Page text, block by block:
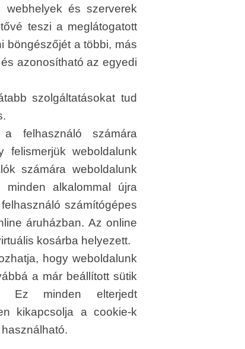
és szerverek
teszi a meglátogatott
böngészőjét a többi, más
azonosítható az egyedi
szolgáltatásokat tud
felhasználó számára
weboldalunk
számára weboldalunk
alkalommal újra
számítógépes
áruházban. Az online
kosárba helyezett.
hogy weboldalunk
a már beállított sütik
Ez minden elterjedt
kikapcsolja a cookie-k